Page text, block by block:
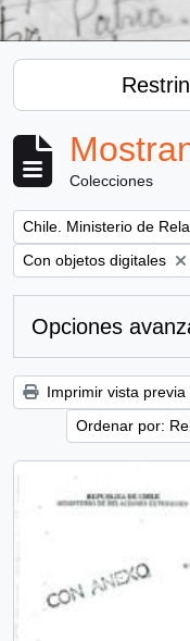
Colecciones
Remove filter:
Chile. Ministerio de
Remove filter:
Con objetos digitales
Opciones
Imprimir vista previa
Ordenar por: